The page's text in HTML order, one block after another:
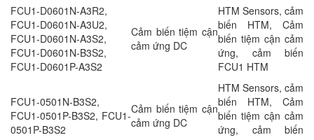
FCU1-D0601N-A3R2,
FCU1-D0601N-A3U2,
FCU1-D0601N-A3S2,
FCU1-D0601N-B3S2,
FCU1-D0601P-A3S2
Cảm biến tiệm cận
cảm ứng DC
HTM Sensors, cảm
biến HTM, Cảm
biến tiệm cận cảm
ứng, cảm biến
FCU1 HTM
FCU1-0501N-B3S2,
FCU1-0501P-B3S2, FCU1-
0501P-B3S2
Cảm biến tiệm cận
cảm ứng DC
HTM Sensors, cảm
biến HTM, Cảm
biến tiệm cận cảm
ứng, cảm biến